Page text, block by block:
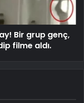
Bir grup genç,
filme aldı.